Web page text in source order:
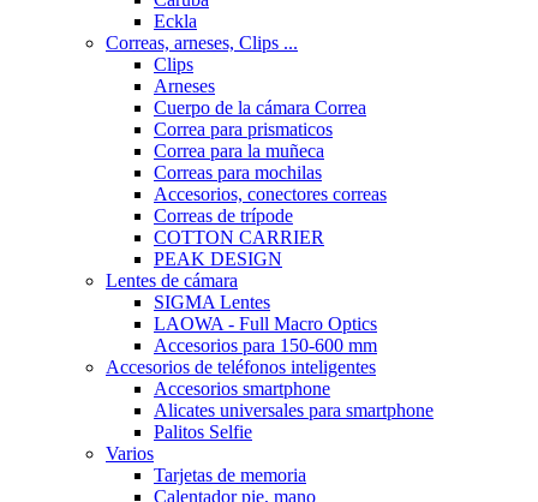
Eckla
Correas, arneses, Clips ...
Clips
Arneses
Cuerpo de la cámara Correa
Correa para prismaticos
Correa para la muñeca
Correas para mochilas
Accesorios, conectores correas
Correas de trípode
COTTON CARRIER
PEAK DESIGN
Lentes de cámara
SIGMA Lentes
LAOWA - Full Macro Optics
Accesorios para 150-600 mm
Accesorios de teléfonos inteligentes
Accesorios smartphone
Alicates universales para smartphone
Palitos Selfie
Varios
Tarjetas de memoria
Calentador pie, mano